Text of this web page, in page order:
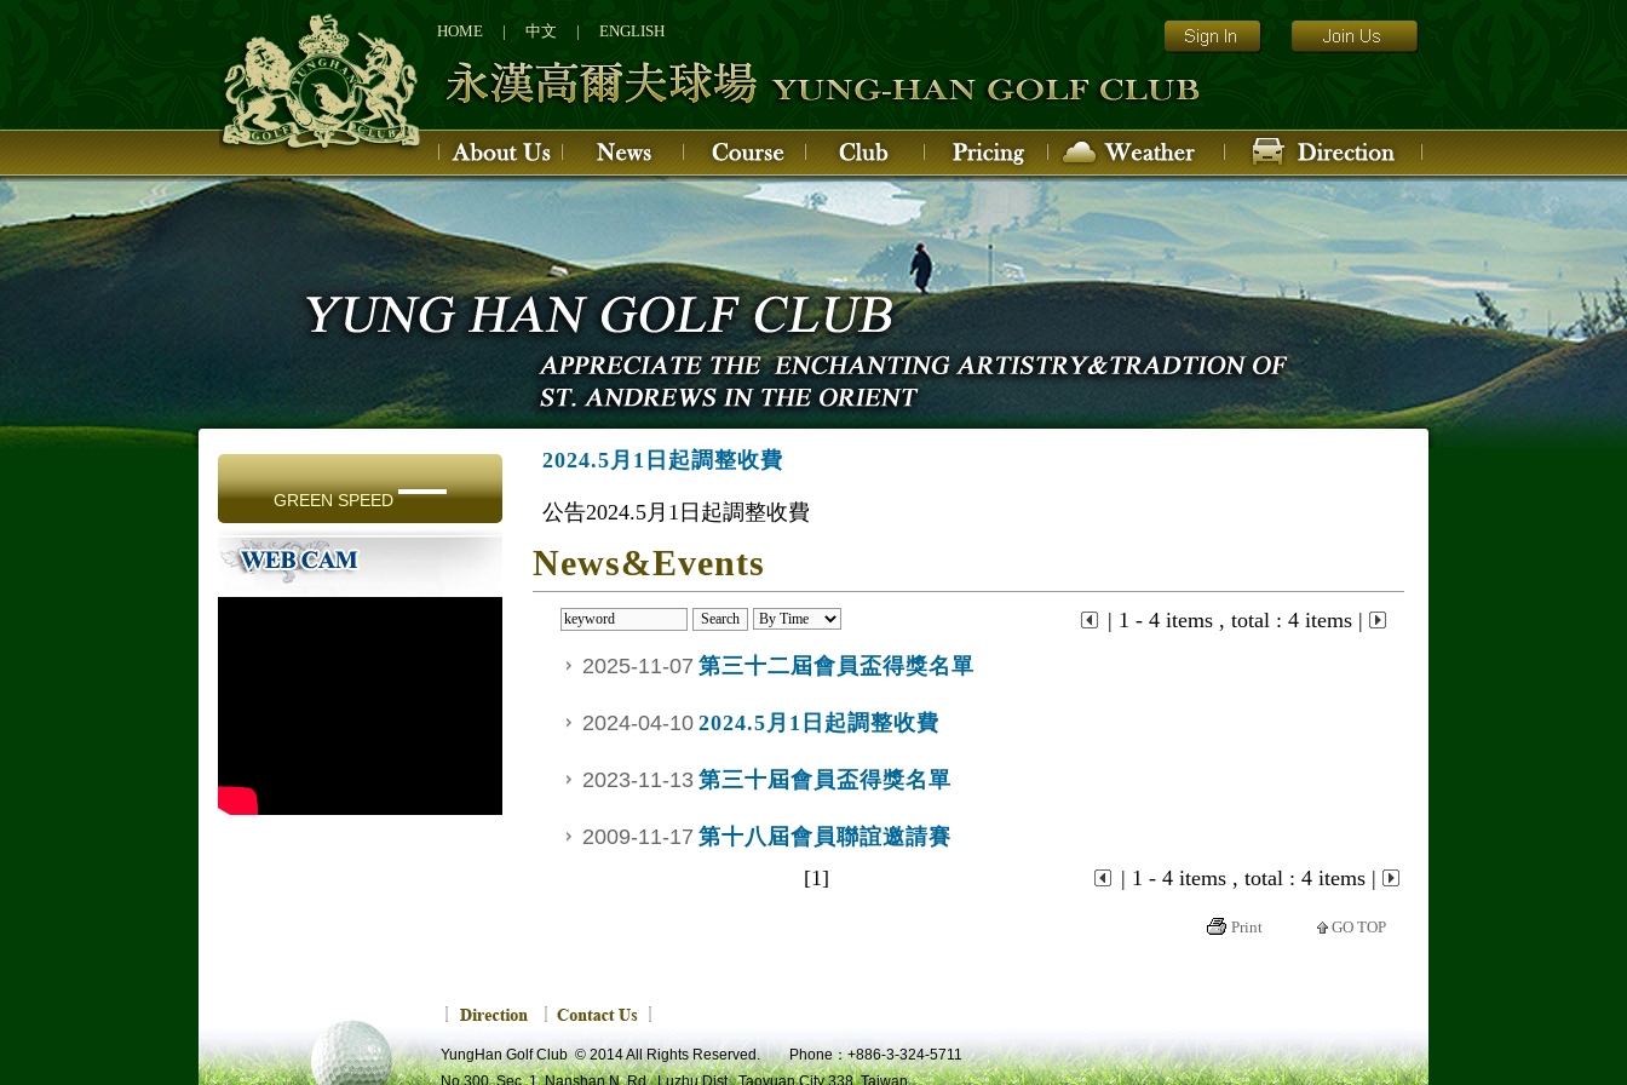
HOME | 中文 | ENGLISH
GREEN SPEED— 2024.5月1日起調整收費
公告2024.5月1日起調整收費 
News&Events
| 1 - 4 items , total : 4 items |
2025-11-07 第三十二屆會員盃得獎名單
2024-04-10 2024.5月1日起調整收費
2023-11-13 第三十屆會員盃得獎名單
2009-11-17 第十八屆會員聯誼邀請賽
[1]
| 1 - 4 items , total : 4 items |
Print GO TOP
YungHan Golf Club © 2014 All Rights Reserved. Phone：+886-3-324-5711
No.300, Sec. 1, Nanshan N. Rd., Luzhu Dist., Taoyuan City 338, Taiwan